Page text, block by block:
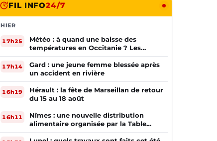
FIL INFO24/7
HIER
17h25
Météo : à quand une baisse des
températures en Occitanie ? Les
prévisions
17h14
Gard : une jeune femme blessée après
un accident en rivière
16h19
Hérault : la fête de Marseillan de retour
du 15 au 18 août
16h11
Nîmes : une nouvelle distribution
alimentaire organisée par la Table
Ouverte